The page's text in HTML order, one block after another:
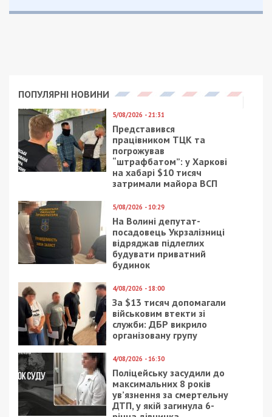
оставить. В 2015 году ко мне попала ушастая
прошлый год через меня прошло около 20 птиц.
И люди стали больше обращать внимание на
пернатых, ищут тех, кто сможет помочь.
– Где же содержатся птицы, которым вы
помогаете?
– У нас в городе нет ни приюта, ни
такие организации есть, а вот с пернатыми –
беда в этом плане. У меня дома сейчас живет
четыре птицы. Больше взять просто физически
не могу. Остальные подшефные – в частных
приютах.
– Когда чаще всего привозят раненых птиц?
– В зимний период, как правило, пернатые в
тяжелом состоянии. Содержать их сразу в
уличном вольере невозможно. Поэтому у меня
есть мечта – создать собственный приют, но
пока нет сил и средств на реализацию. Хочется,
чтобы в этом центре был стационар. Потому что
в клинике все хорошо, но финансово это очень
тяжело.